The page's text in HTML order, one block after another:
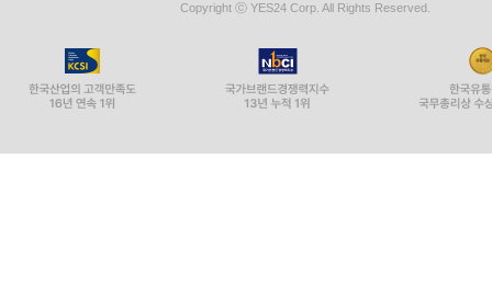
Copyright ⓒ YES24 Corp. All Rights Reserved.